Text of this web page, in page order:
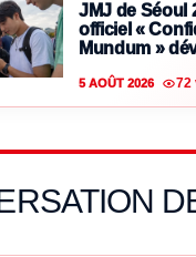
JMJ de Séoul
officiel «
Mundum »
5 AOÛT 2026 72